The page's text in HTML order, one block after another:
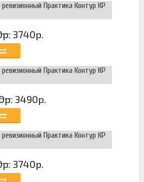
Практика Контур КР
3740р.
Практика Контур КР
3490р.
Практика Контур КР
3740р.